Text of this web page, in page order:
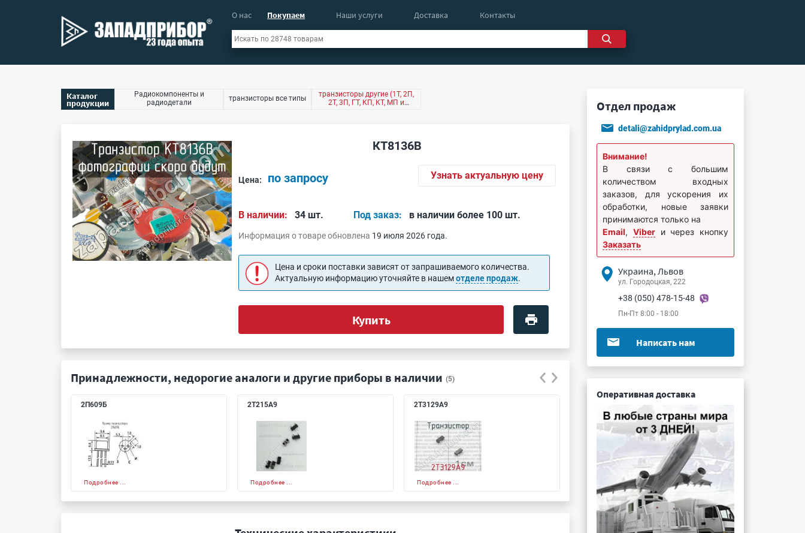
О нас Покупаем Наши услуги Доставка Контакты
Каталог
продукции
Радиокомпоненты и
радиодетали
транзисторы все типы
транзисторы другие (1Т, 2П,
2Т, 3П, ГТ, КП, КТ, МП и
КТ8136В
Цена: по запросу Узнать актуальную цену
В наличии: 34 шт. Под заказ: в наличии более 100 шт.
Информация о товаре обновлена 19 июля 2026 года.
Цена и сроки поставки зависят от запрашиваемого количества.
Актуальную информацию уточняйте в нашемотделе продаж.
Купить
Принадлежности, недорогие аналоги и другие приборы в наличии (5)
2П609Б
Подробнее ...
2Т215А9
Подробнее ...
2Т3129А9
Подробнее ... Подробнее ...
Отдел продаж
detali@zahidprylad.com.ua
Внимание!
В связи с большим
количеством входных
заказов, для ускорения их
обработки, новые заявки
принимаются только на
Email, Viberи через кнопку
Заказать
Украина, Львов
ул. Городоцкая, 222
+38 (050) 478-15-48
Пн-Пт 8:00 - 18:00
Написать нам
Оперативная доставка